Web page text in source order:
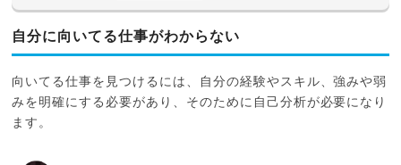
自分に向いてる仕事がわからない
向いてる仕事を見つけるには、自分の経験やスキル、強みや弱
みを明確にする必要があり、そのために自己分析が必要になり
ます。